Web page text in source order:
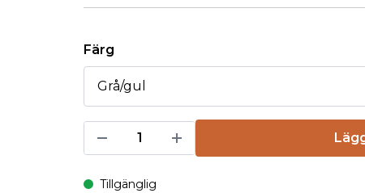
Färg
Tillgänglig